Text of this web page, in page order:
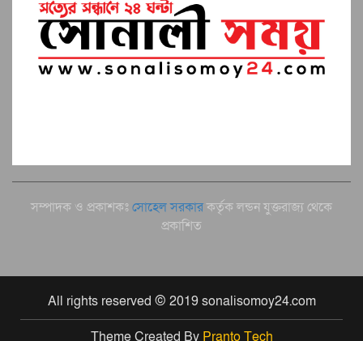
সম্পাদক ও প্রকাশকঃ সোহেল সরকারকর্তৃক লন্ডন যুক্তরাজ্য থেকে
প্রকাশিত
All rights reserved © 2019 sonalisomoy24.com
Theme Created By Pranto Tech